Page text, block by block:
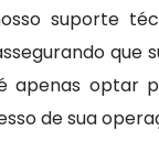
suporte
que
é apenas
de sua